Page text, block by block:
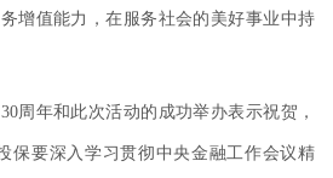
增值能力，在服务社会的美好事业中持
周年和此次活动的成功举办表示祝贺，
保要深入学习贯彻中央金融工作会议精